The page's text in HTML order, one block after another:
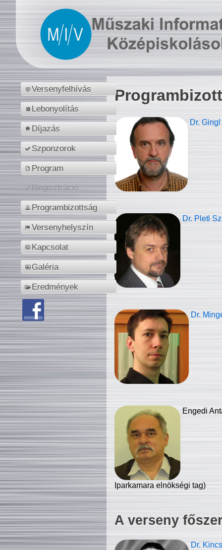
Versenyfelhívás
Lebonyolítás
Díjazás
Szponzorok
Program
Regisztráció
Programbizottság
Versenyhelyszín
Kapcsolat
Galéria
Eredmények
Dr.
Dr. Pletl
Dr.
Engedi
Iparkamara elnökségi tag)
A verseny
Dr.